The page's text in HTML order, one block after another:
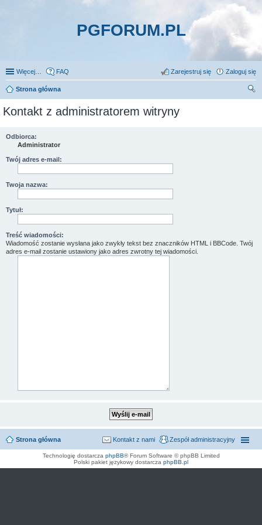
PGFORUM.PL
Więcej… FAQ Zaloguj się
Zarejestruj się
Strona główna
Kontakt z administratorem witryny
Odbiorca:
Administrator
Twój adres e-mail:
Twoja nazwa:
Tytuł:
Treść wiadomości:
Wiadomość zostanie wysłana jako zwykły tekst bez znaczników HTML i BBCode. Twój
adres e-mail zostanie ustawiony jako adres zwrotny tej wiadomości.
Strona główna Zespół administracyjny
Kontakt z nami
Technologię dostarcza phpBB® Forum Software © phpBB Limited
Polski pakiet językowy dostarcza phpBB.pl